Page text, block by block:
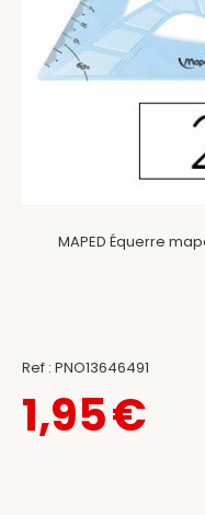
MAPED Équerre
Ref : PNO13646491
1,95€